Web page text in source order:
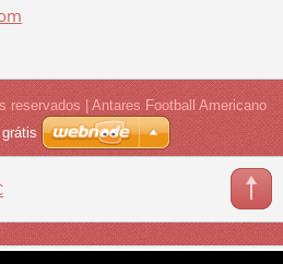
reservados | Antares Football Americano